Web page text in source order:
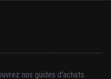
nos guides d'achats.